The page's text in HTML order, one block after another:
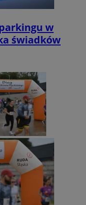
w
świadków